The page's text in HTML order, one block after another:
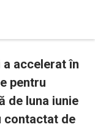
accelerat în
pentru
de luna iunie
contactat de